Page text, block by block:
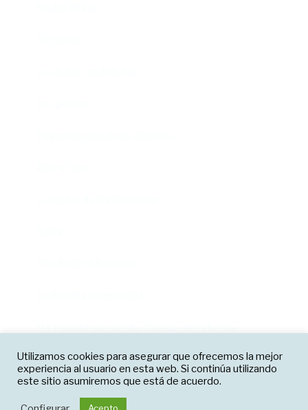
Cielos
Facebook
Instagram
Correo electrónico
Funciona gracias a WordPress
Utilizamos cookies para asegurar que ofrecemos la mejor
experiencia al usuario en esta web. Si continúa utilizando
este sitio asumiremos que está de acuerdo.